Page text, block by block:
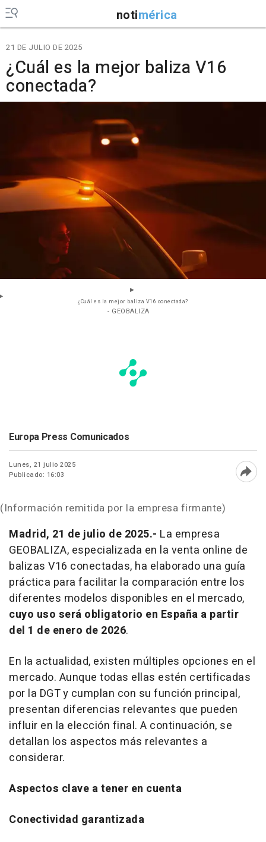
notimérica
21 DE JULIO DE 2025
¿Cuál es la mejor baliza V16
conectada?
¿Cuál es la mejor baliza V16 conectada?
- GEOBALIZA
Europa Press Comunicados
Lunes, 21 julio 2025
Publicado: 16:03
(Información remitida por la empresa firmante)
Madrid, 21 de julio de 2025.- La empresa
GEOBALIZA, especializada en la venta online de
balizas V16 conectadas, ha elaborado una guía
práctica para facilitar la comparación entre los
diferentes modelos disponibles en el mercado,
cuyo uso será obligatorio en España a partir
del 1 de enero de 2026.
En la actualidad, existen múltiples opciones en el
mercado. Aunque todas ellas estén certificadas
por la DGT y cumplan con su función principal,
presentan diferencias relevantes que pueden
influir en la elección final. A continuación, se
detallan los aspectos más relevantes a
considerar.
Aspectos clave a tener en cuenta
Conectividad garantizada